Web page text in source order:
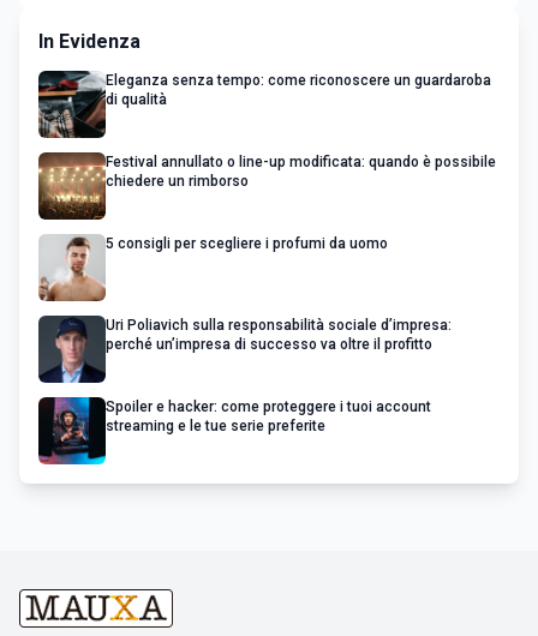
In Evidenza
Eleganza senza tempo: come riconoscere un guardaroba
di qualità
Festival annullato o line-up modificata: quando è possibile
chiedere un rimborso
5 consigli per scegliere i profumi da uomo
Uri Poliavich sulla responsabilità sociale d’impresa:
perché un’impresa di successo va oltre il profitto
Spoiler e hacker: come proteggere i tuoi account
streaming e le tue serie preferite